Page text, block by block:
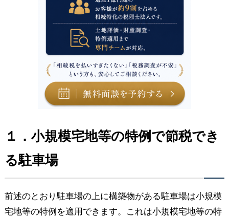
１．小規模宅地等の特例で節税でき
る駐車場
前述のとおり駐車場の上に構築物がある駐車場は小規模
宅地等の特例を適用できます。これは小規模宅地等の特